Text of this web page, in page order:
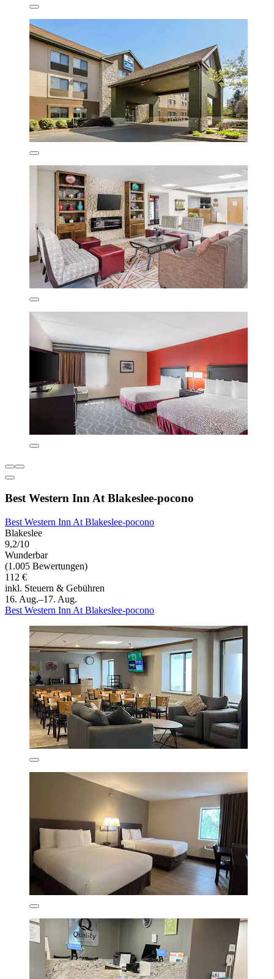
Best Western Inn At Blakeslee-pocono
Best Western Inn At Blakeslee-pocono
Blakeslee
9,2/10
Wunderbar
(1.005 Bewertungen)
112 €
inkl. Steuern & Gebühren
16. Aug.–17. Aug.
Best Western Inn At Blakeslee-pocono